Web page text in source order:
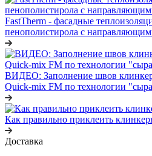
FastTherm - фасадные
пенополистирола с
ВИДЕО: Заполнение швов
Quick-mix FM по технологии
Как правильно приклеить
Доставка